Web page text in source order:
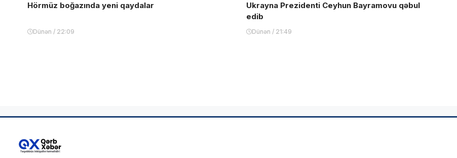
Hörmüz boğazında yeni qaydalar
Dünən / 22:09
Ukrayna Prezidenti Ceyhun Bayramovu qəbul
edib
Dünən / 21:49